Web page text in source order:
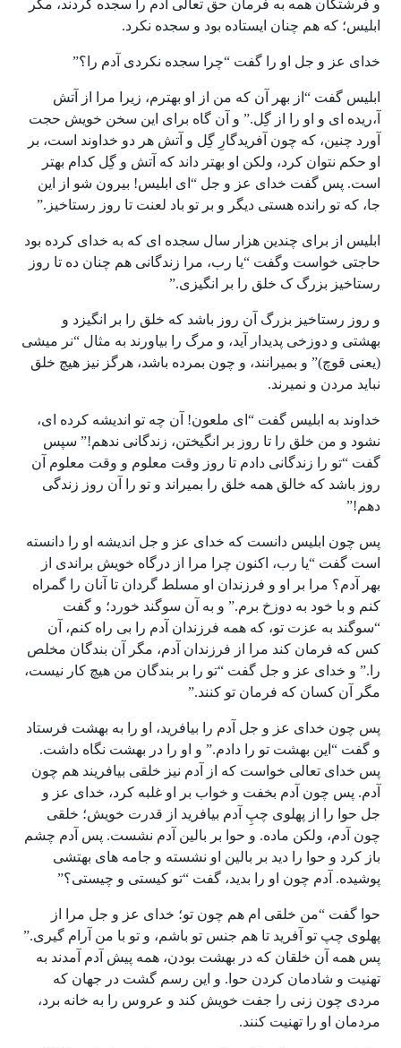
و فرشتگان همه به فرمان حق تعالی آدم را سجده کردند، مگر
ابلیس؛ که هم چنان ایستاده بود و سجده نکرد.
خدای عز و جل او را گفت “چرا سجده نکردی آدم را؟”
ابلیس گفت “از بهر آن که من از او بهترم، زیرا مرا از آتش
آ،ریده ای و او را از گِل.” و آن گاه برای این سخن خویش حجت
آورد چنین، که چون آفریدگارِ گِل و آتش هر دو خداوند است، بر
او حکم نتوان کرد، ولکن او بهتر داند که آتش و گِل کدام بهتر
است. پس گفت خدای عز و جل “ای ابلیس! بیرون شو از این
جا، که تو رانده هستی دیگر و بر تو باد لعنت تا روز رستاخیز.”
ابلیس از برای چندین هزار سال سجده ای که به خدای کرده بود
حاجتی خواست وگفت “یا رب، مرا زندگانی هم چنان ده تا روز
رستاخیز بزرگ ک خلق را بر انگیزی.”
و روز رستاخیز بزرگ آن روز باشد که خلق را بر انگیزد و
بهشتی و دوزخی پدیدار آید، و مرگ را بیاورند به مثال “نر میشی
(یعنی قوچ)” و بمیرانند، و چون بمرده باشد، هرگز نیز هیچ خلق
نباید مردن و نمیرند.
خداوند به ابلیس گفت “ای ملعون! آن چه تو اندیشه کرده ای،
نشود و من خلق را تا روز بر انگیختن، زندگانی ندهم!” سپس
گفت “تو را زندگانی دادم تا روز وقت معلوم و وقت معلوم آن
روز باشد که خالق همه خلق را بمیراند و تو را آن روز زندگی
دهم!”
پس چون ابلیس دانست که خدای عز و جل اندیشه او را دانسته
است گفت “یا رب، اکنون چرا مرا از درگاه خویش براندی از
بهر آدم؟ مرا بر او و فرزندان او مسلط گردان تا آنان را گمراه
کنم و با خود به دوزخ برم.” و به آن سوگند خورد؛ و گفت
“سوگند به عزت تو، که همه فرزندان آدم را بی راه کنم، آن
کس که فرمان کند مرا از فرزندان آدم، مگر آن بندگان مخلص
را.” و خدای عز و جل گفت “تو را بر بندگان من هیچ کار نیست،
مگر آن کسان که فرمان تو کنند.”
پس چون خدای عز و جل آدم را بیافرید، او را به بهشت فرستاد
و گفت “این بهشت تو را دادم.” و او را در بهشت نگاه داشت.
پس خدای تعالی خواست که از آدم نیز خلقی بیافریند هم چون
آدم. پس چون آدم بخفت و خواب بر او غلبه کرد، خدای عز و
جل حوا را از پهلوی چپِ آدم بیافرید از قدرت خویش؛ خلقی
چون آدم، ولکن ماده. و حوا بر بالین آدم نشست. پس آدم چشم
باز کرد و حوا را دید بر بالین او نشسته و جامه های بهتشی
پوشیده. آدم چون او را بدید، گفت “تو کیستی و چیستی؟”
حوا گفت “من خلقی ام هم چون تو؛ خدای عز و جل مرا از
پهلوی چپ تو آفرید تا هم جنس تو باشم، و تو با من آرام گیری.”
پس همه آن خلقان که در بهشت بودن، همه پیش آدم آمدند به
تهنیت و شادمان کردن حوا. و این رسم گشت در جهان که
مردی چون زنی را جفت خویش کند و عروس را به خانه برد،
مردمان او را تهنیت کنند.